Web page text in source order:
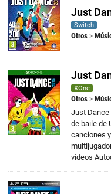
Just
Switch
Otros >
Just
XOne
Otros >
Just Dance
de baile de
canciones
vídeos